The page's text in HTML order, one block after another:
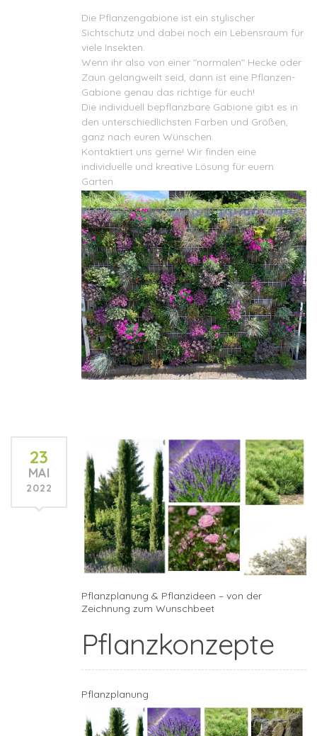
Die Pflanzengabione ist ein stylischer
Sichtschutz und dabei noch ein Lebensraum für
viele Insekten.
Wenn ihr also von einer "normalen" Hecke oder
Zaun gelangweilt seid, dann ist eine Pflanzen-
Gabione genau das richtige für euch!
Die individuell bepflanzbare Gabione gibt es in
den unterschiedlichsten Farben und Größen,
ganz nach euren Wünschen.
Kontaktiert uns gerne! Wir finden eine
individuelle und kreative Lösung für euern
Garten.
23
MAI
2022
Pflanzplanung & Pflanzideen – von der
Zeichnung zum Wunschbeet
Pflanzkonzepte
Pflanzplanung